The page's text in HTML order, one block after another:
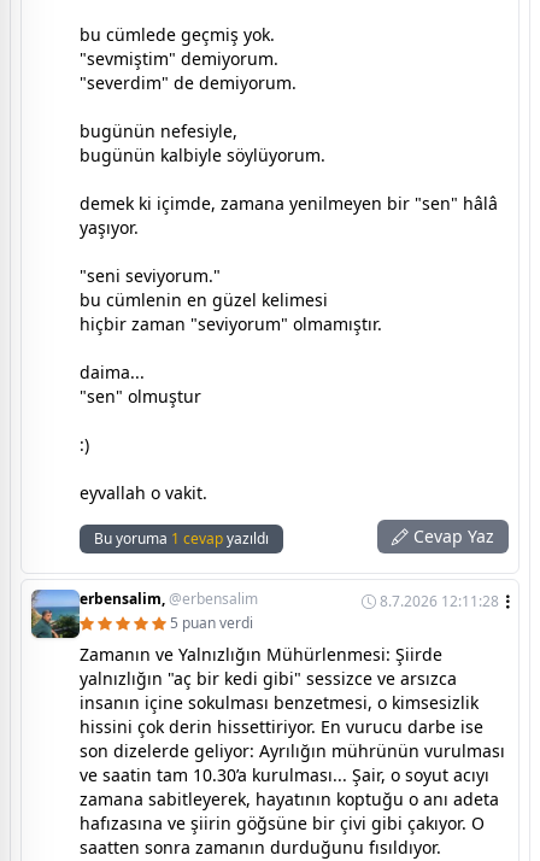
bu cümlede geçmiş yok.
"sevmiştim" demiyorum.
"severdim" de demiyorum.
bugünün nefesiyle,
bugünün kalbiyle söylüyorum.
demek ki içimde, zamana yenilmeyen bir "sen" hâlâ
yaşıyor.
"seni seviyorum."
bu cümlenin en güzel kelimesi
hiçbir zaman "seviyorum" olmamıştır.
daima...
"sen" olmuştur
:)
eyvallah o vakit.
Bu yoruma 1 cevapyazıldı Cevap Yaz
erbensalim,@erbensalim
8.7.2026 12:11:28
5 puan verdi
Zamanın ve Yalnızlığın Mühürlenmesi: Şiirde
yalnızlığın "aç bir kedi gibi" sessizce ve arsızca
insanın içine sokulması benzetmesi, o kimsesizlik
hissini çok derin hissettiriyor. En vurucu darbe ise
son dizelerde geliyor: Ayrılığın mührünün vurulması
ve saatin tam 10.30’a kurulması... Şair, o soyut acıyı
zamana sabitleyerek, hayatının koptuğu o anı adeta
hafızasına ve şiirin göğsüne bir çivi gibi çakıyor. O
saatten sonra zamanın durduğunu fısıldıyor.